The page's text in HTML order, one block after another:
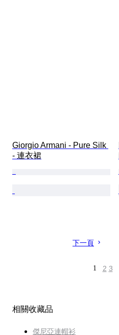
Giorgio Armani - Pure Silk
- 連衣裙
下一頁
1 2 3
相關收藏品
傑尼亞連帽衫